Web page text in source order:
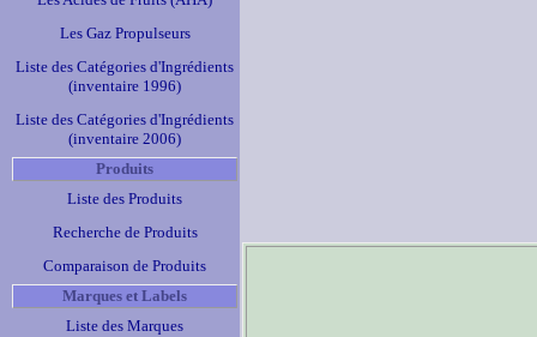
Les Gaz Propulseurs
Liste des Catégories d'Ingrédients
(inventaire 1996)
Liste des Catégories d'Ingrédients
(inventaire 2006)
Produits
Liste des Produits
Recherche de Produits
Comparaison de Produits
Marques et Labels
Liste des Marques